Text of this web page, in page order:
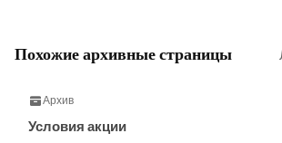
Похожие архивные страницы
Архив
Условия акции